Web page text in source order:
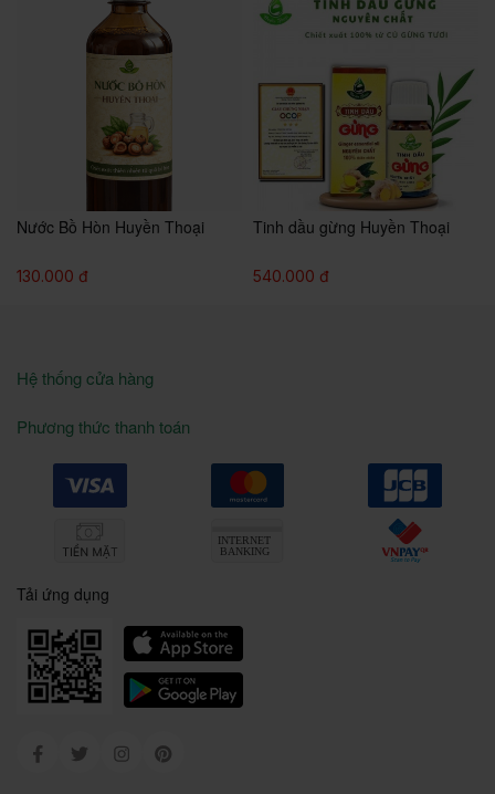
Nước Bồ Hòn Huyền Thoại
130.000 đ
Tinh dầu gừng Huyền Thoại
540.000 đ
Hệ thống cửa hàng
Phương thức thanh toán
Tải ứng dụng
FacebookTwitter Instagram